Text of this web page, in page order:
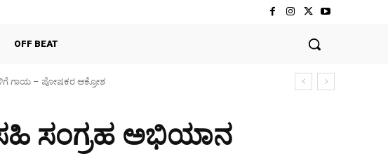
OFF BEAT
ಸಂಗ್ರಹ ಅಭಿಯಾನ